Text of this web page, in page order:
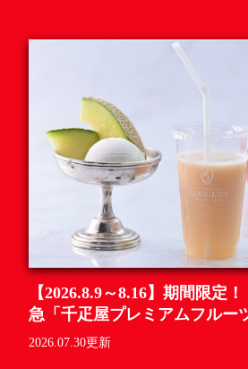
【2026.8.9～8.16】期間限定
急「千疋屋プレミアムフルー
2026.07.30更新